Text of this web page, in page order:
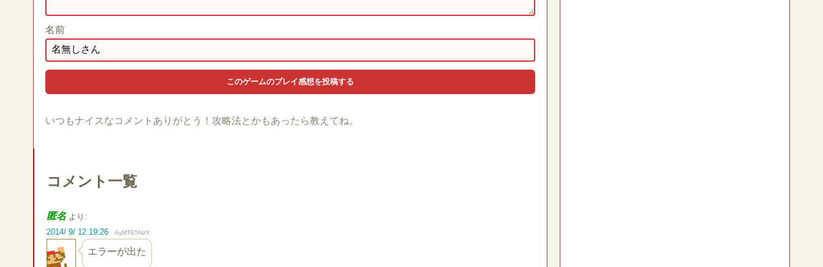
名前
いつもナイスなコメントありがとう！攻略法とかもあったら教えてね。
コメント一覧
匿名 より:
2014/ 9/ 12 19:26
AyMTE5NzY
エラーが出た